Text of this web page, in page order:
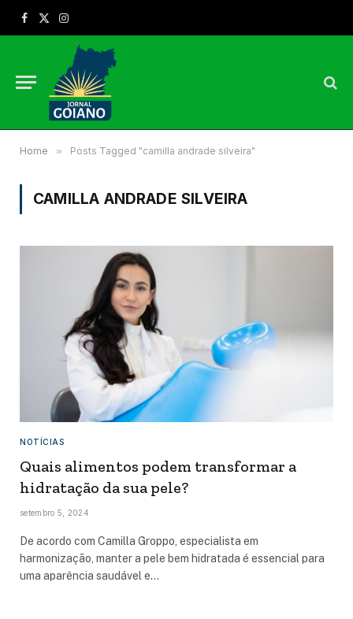
Facebook
X
Instagram
Home » Posts Tagged "camilla andrade silveira"
CAMILLA ANDRADE SILVEIRA
NOTÍCIAS
Quais alimentos podem transformar a
hidratação da sua pele?
setembro 5, 2024
De acordo com Camilla Groppo, especialista em
harmonização, manter a pele bem hidratada é essencial para
uma aparência saudável e…